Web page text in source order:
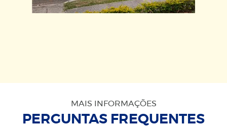
MAIS INFORMAÇÕES
PERGUNTAS FREQUENTES